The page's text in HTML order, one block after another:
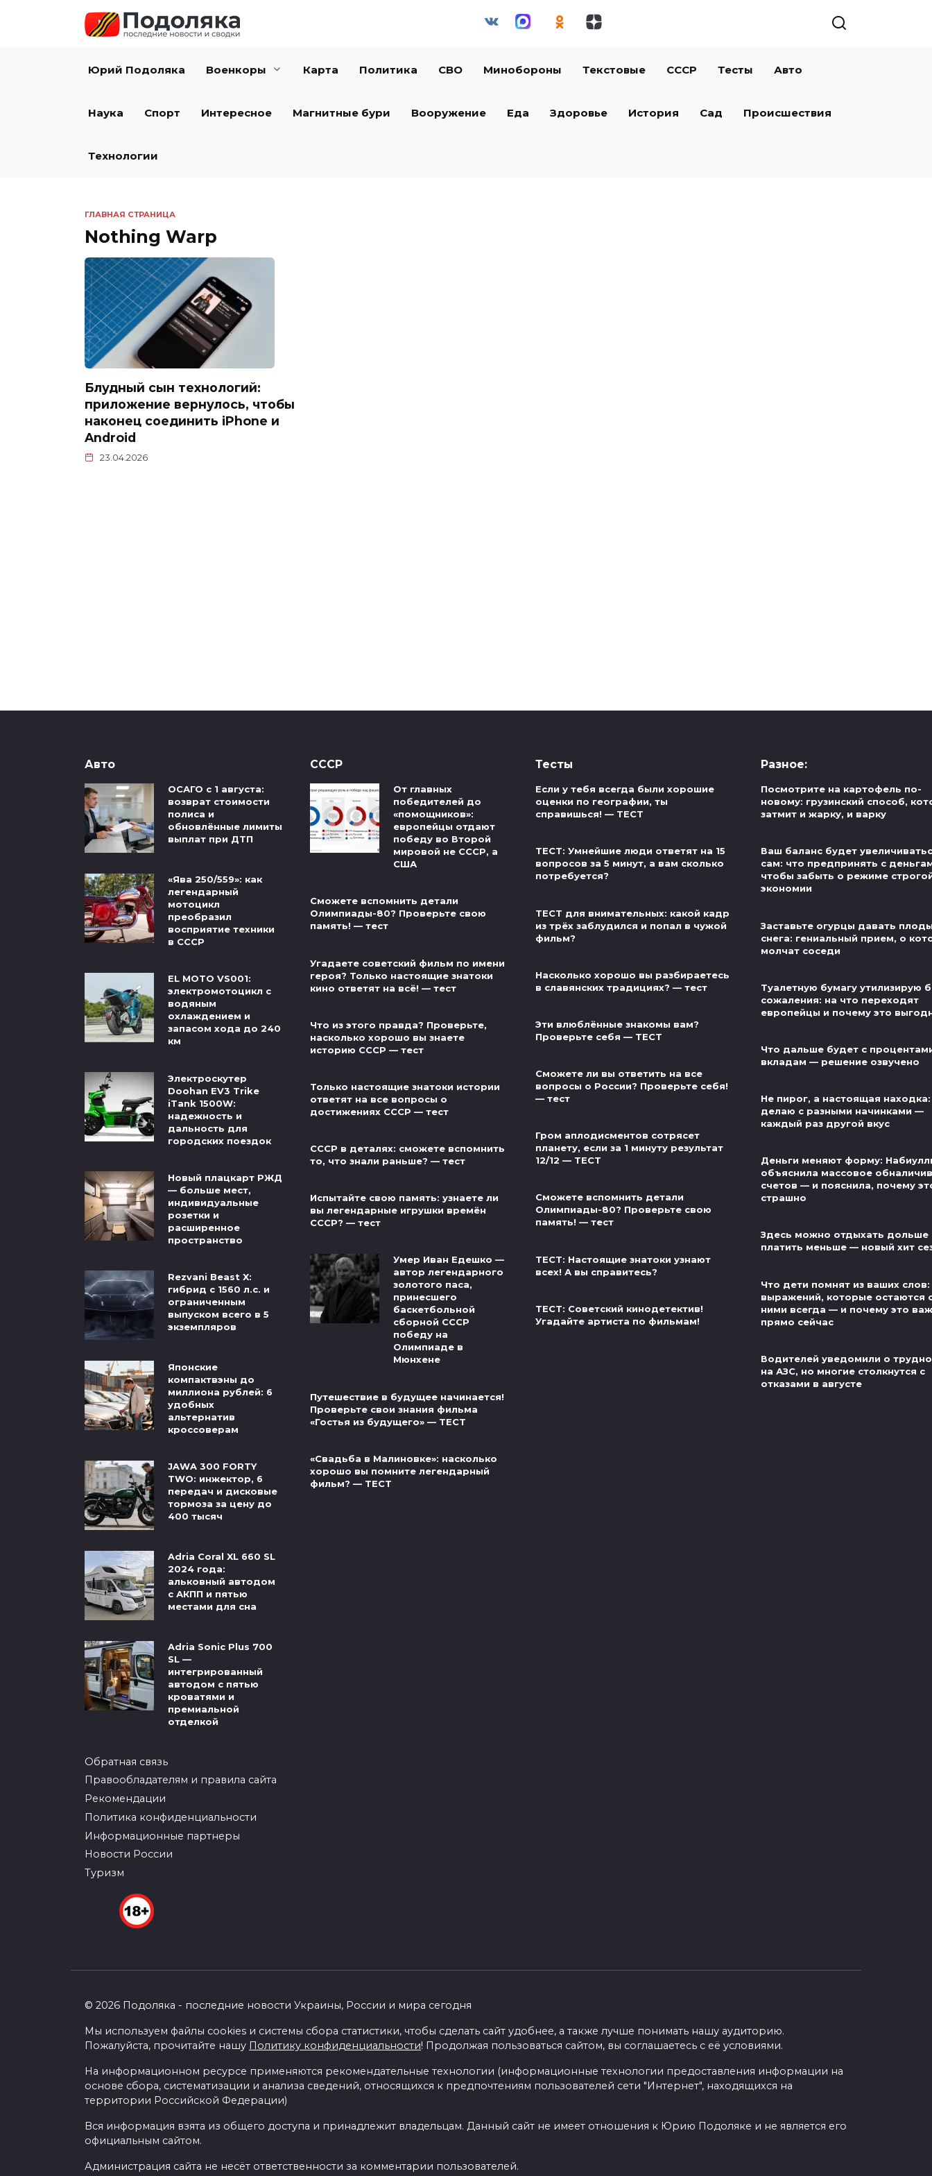
Юрий Подоляка Военкоры Карта Политика СВО Минобороны Текстовые СССР Тесты Авто
Наука Спорт Интересное Магнитные бури Вооружение Еда Здоровье История Сад Происшествия
Технологии
ГЛАВНАЯ СТРАНИЦА
Nothing Warp
Блудный сын технологий:
приложение вернулось, чтобы
наконец соединить iPhone и
Android
23.04.2026
Авто
ОСАГО с 1 августа:
возврат стоимости
полиса и
обновлённые лимиты
выплат при ДТП
«Ява 250/559»: как
легендарный
мотоцикл
преобразил
восприятие техники
в СССР
EL MOTO VS001:
электромотоцикл с
водяным
охлаждением и
запасом хода до 240
км
Электроскутер
Doohan EV3 Trike
iTank 1500W:
надежность и
дальность для
городских поездок
Новый плацкарт РЖД
— больше мест,
индивидуальные
розетки и
расширенное
пространство
Rezvani Beast X:
гибрид с 1560 л.с. и
ограниченным
выпуском всего в 5
экземпляров
Японские
компактвэны до
миллиона рублей: 6
удобных
альтернатив
кроссоверам
JAWA 300 FORTY
TWO: инжектор, 6
передач и дисковые
тормоза за цену до
400 тысяч
Adria Coral XL 660 SL
2024 года:
альковный автодом
с АКПП и пятью
местами для сна
Adria Sonic Plus 700
SL —
интегрированный
автодом с пятью
кроватями и
премиальной
отделкой
Обратная связь
Правообладателям и правила сайта
Рекомендации
Политика конфиденциальности
Информационные партнеры
Новости России
Туризм
СССР
От главных
победителей до
«помощников»:
европейцы отдают
победу во Второй
мировой не СССР, а
США
Сможете вспомнить детали
Олимпиады-80? Проверьте свою
память! — тест
Угадаете советский фильм по имени
героя? Только настоящие знатоки
кино ответят на всё! — тест
Что из этого правда? Проверьте,
насколько хорошо вы знаете
историю СССР — тест
Только настоящие знатоки истории
ответят на все вопросы о
достижениях СССР — тест
СССР в деталях: сможете вспомнить
то, что знали раньше? — тест
Испытайте свою память: узнаете ли
вы легендарные игрушки времён
СССР? — тест
Умер Иван Едешко —
автор легендарного
золотого паса,
принесшего
баскетбольной
сборной СССР
победу на
Олимпиаде в
Мюнхене
Путешествие в будущее начинается!
Проверьте свои знания фильма
«Гостья из будущего» — ТЕСТ
«Свадьба в Малиновке»: насколько
хорошо вы помните легендарный
фильм? — ТЕСТ
Тесты
Если у тебя всегда были хорошие
оценки по географии, ты
справишься! — ТЕСТ
ТЕСТ: Умнейшие люди ответят на 15
вопросов за 5 минут, а вам сколько
потребуется?
ТЕСТ для внимательных: какой кадр
из трёх заблудился и попал в чужой
фильм?
Насколько хорошо вы разбираетесь
в славянских традициях? — тест
Эти влюблённые знакомы вам?
Проверьте себя — ТЕСТ
Сможете ли вы ответить на все
вопросы о России? Проверьте себя!
— тест
Гром аплодисментов сотрясет
планету, если за 1 минуту результат
12/12 — ТЕСТ
Сможете вспомнить детали
Олимпиады-80? Проверьте свою
память! — тест
ТЕСТ: Настоящие знатоки узнают
всех! А вы справитесь?
ТЕСТ: Советский кинодетектив!
Угадайте артиста по фильмам!
Разное:
Посмотрите на картофель по-
новому: грузинский способ,
затмит и жарку, и варку
Ваш баланс будет
сам: что предпринять с
чтобы забыть о режиме
экономии
Заставьте огурцы давать
снега: гениальный прием, о
молчат соседи
Туалетную бумагу утилизирую
сожаления: на что переходят
европейцы и почему это
Что дальше будет с
вкладам — решение озвучено
Не пирог, а настоящая находка:
делаю с разными начинками —
каждый раз другой вкус
Деньги меняют форму:
объяснила массовое
счетов — и пояснила, почему
страшно
Здесь можно отдыхать дольше
платить меньше — новый хит
Что дети помнят из ваших слов:
выражений, которые остаются
ними всегда — и почему это
прямо сейчас
Водителей уведомили о
на АЗС, но многие столкнутся с
отказами в августе
© 2026 Подоляка - последние новости Украины, России и мира сегодня
Мы используем файлы cookies и системы сбора статистики, чтобы сделать сайт удобнее, а также лучше понимать нашу аудиторию.
Пожалуйста, прочитайте нашу Политику конфиденциальности! Продолжая пользоваться сайтом, вы соглашаетесь с её условиями.
На информационном ресурсе применяются рекомендательные технологии (информационные технологии предоставления информации на
основе сбора, систематизации и анализа сведений, относящихся к предпочтениям пользователей сети "Интернет", находящихся на
территории Российской Федерации)
Вся информация взята из общего доступа и принадлежит владельцам. Данный сайт не имеет отношения к Юрию Подоляке и не является его
официальным сайтом.
Администрация сайта не несёт ответственности за комментарии пользователей.